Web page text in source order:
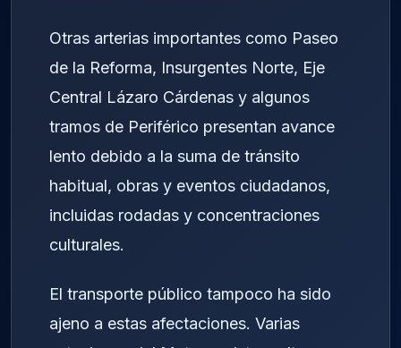
Otras arterias importantes como Paseo
de la Reforma, Insurgentes Norte, Eje
Central Lázaro Cárdenas y algunos
tramos de Periférico presentan avance
lento debido a la suma de tránsito
habitual, obras y eventos ciudadanos,
incluidas rodadas y concentraciones
culturales.
El transporte público tampoco ha sido
ajeno a estas afectaciones. Varias